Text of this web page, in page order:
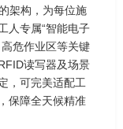
架构，为每位施
人专属“智能电子
危作业区等关键
读写器及场景
，可完美适配工
保障全天候精准